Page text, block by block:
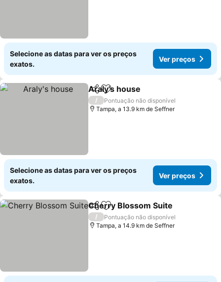
Selecione as datas para ver os preços
exatos.
Ver preços
PartilharAdicionar aos favoritos
Araly's house
/
Pontuação não disponível
Tampa, a 13.9 km de Seffner
Selecione as datas para ver os preços
exatos.
Ver preços
PartilharAdicionar aos favoritos
Cherry Blossom Suite
/
Pontuação não disponível
Tampa, a 14.9 km de Seffner